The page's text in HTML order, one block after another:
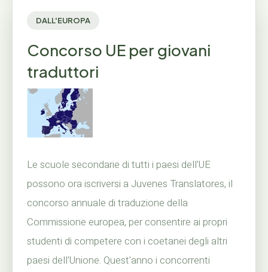
DALL'EUROPA
Concorso UE per giovani
traduttori
Le scuole secondarie di tutti i paesi dell'UE
possono ora iscriversi a Juvenes Translatores, il
concorso annuale di traduzione della
Commissione europea, per consentire ai propri
studenti di competere con i coetanei degli altri
paesi dell'Unione. Quest'anno i concorrenti